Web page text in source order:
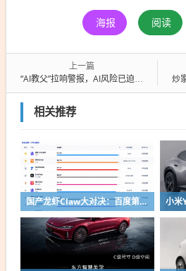
海报 阅读
上一篇
“AI教父”拉响警报，AI风险已迫在眉睫 炒家
相关推荐
国产龙虾Claw大对决：百度第一、小米第二